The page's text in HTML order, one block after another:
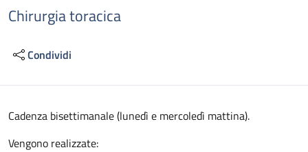
Chirurgia toracica
Condividi
Descrizione
Cadenza bisettimanale (lunedì e mercoledì mattina).
Vengono realizzate: